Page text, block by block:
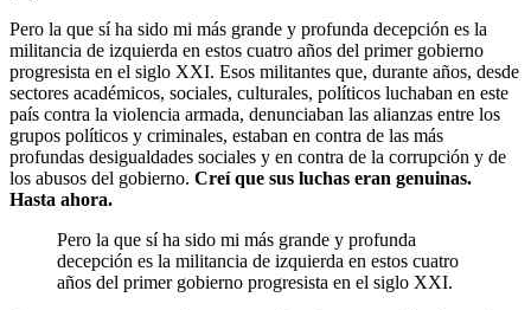
Pero la que sí ha sido mi más grande y profunda decepción es la
militancia de izquierda en estos cuatro años del primer gobierno
progresista en el siglo XXI. Esos militantes que, durante años, desde
sectores académicos, sociales, culturales, políticos luchaban en este
país contra la violencia armada, denunciaban las alianzas entre los
grupos políticos y criminales, estaban en contra de las más
profundas desigualdades sociales y en contra de la corrupción y de
los abusos del gobierno. Creí que sus luchas eran genuinas.
Hasta ahora.
Pero la que sí ha sido mi más grande y profunda
decepción es la militancia de izquierda en estos cuatro
años del primer gobierno progresista en el siglo XXI.